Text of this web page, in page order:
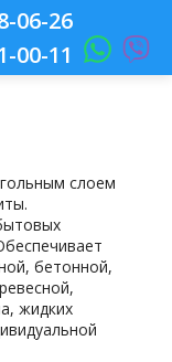
06-26
00-11
слоем
бетонной,
жидких